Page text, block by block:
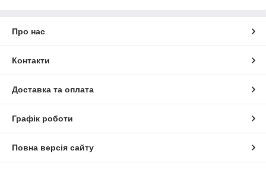
Про нас
Контакти
Доставка та оплата
Графік роботи
Повна версія сайту